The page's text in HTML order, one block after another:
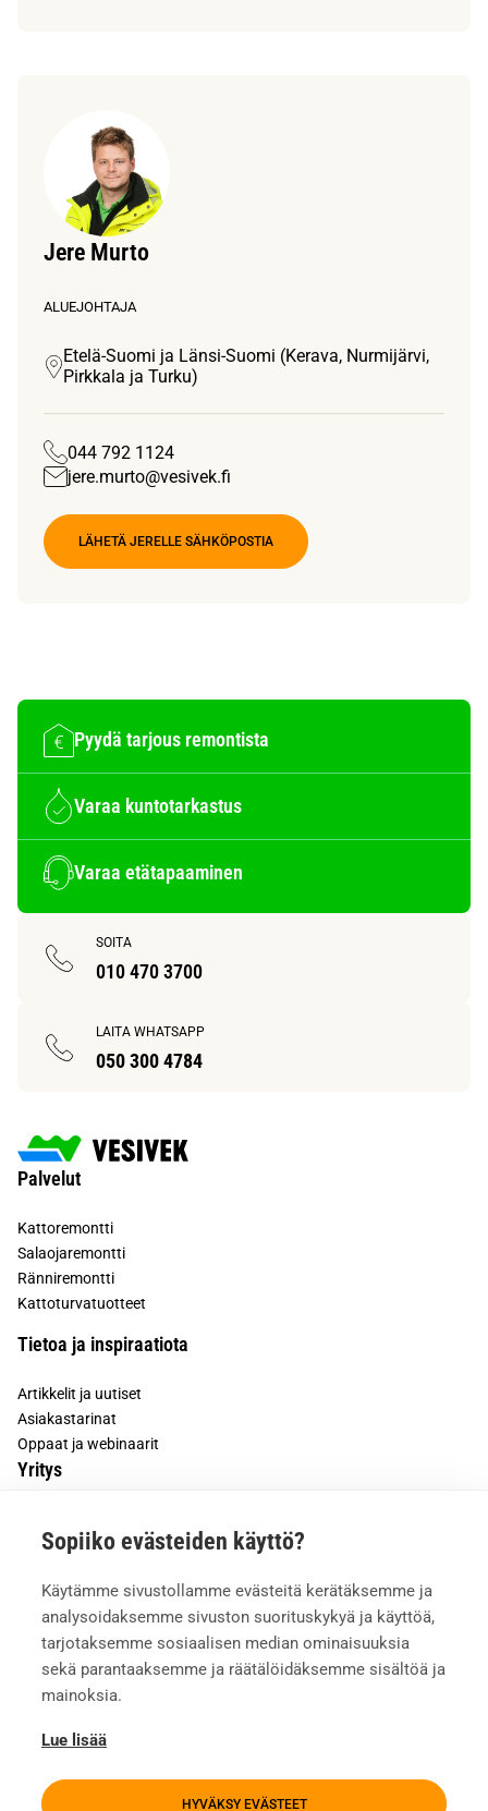
Sopiiko evästeiden käyttö?
Käytämme sivustollamme evästeitä kerätäksemme ja
analysoidaksemme sivuston suorituskykyä ja käyttöä,
tarjotaksemme sosiaalisen median ominaisuuksia
sekä parantaaksemme ja räätälöidäksemme sisältöä ja
mainoksia.
Lue lisää
HYVÄKSY EVÄSTEET
Jere Murto
ALUEJOHTAJA
Etelä-Suomi ja Länsi-Suomi (Kerava, Nurmijärvi,
Pirkkala ja Turku)
044 792 1124
jere.murto@vesivek.fi
LÄHETÄ JERELLE SÄHKÖPOSTIA
Pyydä tarjous remontista
Varaa kuntotarkastus
Varaa etätapaaminen
SOITA
010 470 3700
LAITA WHATSAPP
050 300 4784
Palvelut
Kattoremontti
Salaojaremontti
Ränniremontti
Kattoturvatuotteet
Tietoa ja inspiraatiota
Artikkelit ja uutiset
Asiakastarinat
Oppaat ja webinaarit
Yritys
Asiakkaiden kokemuksia
Yhteystiedot
Mediapankki